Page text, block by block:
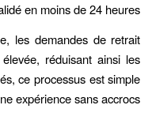
en moins de 24 heures.
les demandes de retrait
réduisant ainsi les
ce processus est simple
expérience sans accrocs.